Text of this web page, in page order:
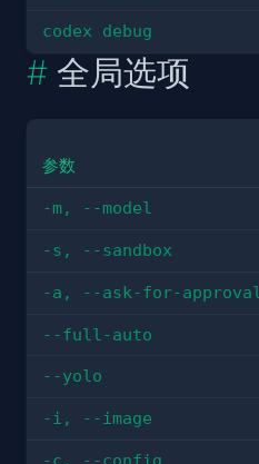
codex debug
全局选项
参数
-m, --model
-s, --sandbox
-a, --ask-for-approval
--full-auto
--yolo
-i, --image